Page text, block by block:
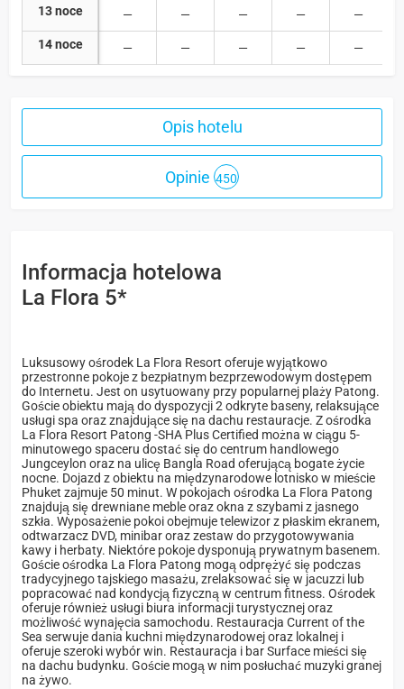
13 noce
14 noce
Opis hotelu
Opinie 450
Informacja hotelowa
La Flora 5*
Luksusowy ośrodek La Flora Resort oferuje wyjątkowo
przestronne pokoje z bezpłatnym bezprzewodowym dostępem
do Internetu. Jest on usytuowany przy popularnej plaży Patong.
Goście obiektu mają do dyspozycji 2 odkryte baseny, relaksujące
usługi spa oraz znajdujące się na dachu restauracje. Z ośrodka
La Flora Resort Patong -SHA Plus Certified można w ciągu 5-
minutowego spaceru dostać się do centrum handlowego
Jungceylon oraz na ulicę Bangla Road oferującą bogate życie
nocne. Dojazd z obiektu na międzynarodowe lotnisko w mieście
Phuket zajmuje 50 minut. W pokojach ośrodka La Flora Patong
znajdują się drewniane meble oraz okna z szybami z jasnego
szkła. Wyposażenie pokoi obejmuje telewizor z płaskim ekranem,
odtwarzacz DVD, minibar oraz zestaw do przygotowywania
kawy i herbaty. Niektóre pokoje dysponują prywatnym basenem.
Goście ośrodka La Flora Patong mogą odprężyć się podczas
tradycyjnego tajskiego masażu, zrelaksować się w jacuzzi lub
popracować nad kondycją fizyczną w centrum fitness. Ośrodek
oferuje również usługi biura informacji turystycznej oraz
możliwość wynajęcia samochodu. Restauracja Current of the
Sea serwuje dania kuchni międzynarodowej oraz lokalnej i
oferuje szeroki wybór win. Restauracja i bar Surface mieści się
na dachu budynku. Goście mogą w nim posłuchać muzyki granej
na żywo.